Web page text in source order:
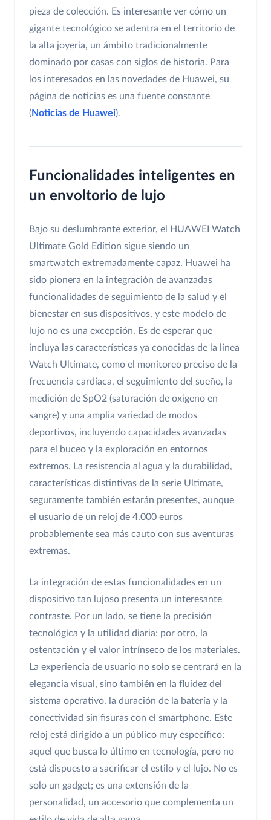
pieza de colección. Es interesante ver cómo un
gigante tecnológico se adentra en el territorio de
la alta joyería, un ámbito tradicionalmente
dominado por casas con siglos de historia. Para
los interesados en las novedades de Huawei, su
página de noticias es una fuente constante
(Noticias de Huawei).
Funcionalidades inteligentes en
un envoltorio de lujo
Bajo su deslumbrante exterior, el HUAWEI Watch
Ultimate Gold Edition sigue siendo un
smartwatch extremadamente capaz. Huawei ha
sido pionera en la integración de avanzadas
funcionalidades de seguimiento de la salud y el
bienestar en sus dispositivos, y este modelo de
lujo no es una excepción. Es de esperar que
incluya las características ya conocidas de la línea
Watch Ultimate, como el monitoreo preciso de la
frecuencia cardíaca, el seguimiento del sueño, la
medición de SpO2 (saturación de oxígeno en
sangre) y una amplia variedad de modos
deportivos, incluyendo capacidades avanzadas
para el buceo y la exploración en entornos
extremos. La resistencia al agua y la durabilidad,
características distintivas de la serie Ultimate,
seguramente también estarán presentes, aunque
el usuario de un reloj de 4.000 euros
probablemente sea más cauto con sus aventuras
extremas.
La integración de estas funcionalidades en un
dispositivo tan lujoso presenta un interesante
contraste. Por un lado, se tiene la precisión
tecnológica y la utilidad diaria; por otro, la
ostentación y el valor intrínseco de los materiales.
La experiencia de usuario no solo se centrará en la
elegancia visual, sino también en la fluidez del
sistema operativo, la duración de la batería y la
conectividad sin fisuras con el smartphone. Este
reloj está dirigido a un público muy específico:
aquel que busca lo último en tecnología, pero no
está dispuesto a sacrificar el estilo y el lujo. No es
solo un gadget; es una extensión de la
personalidad, un accesorio que complementa un